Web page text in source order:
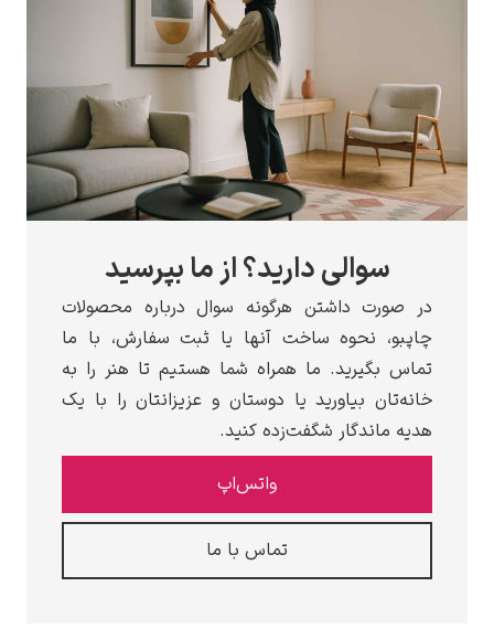
دارید؟ از ما بپرسید
داشتن هرگونه سوال درباره محصولات
نحوه ساخت آنها یا ثبت سفارش، با ما
ما همراه شما هستیم تا هنر را به
بیاورید یا دوستان و عزیزانتان را با یک
شگفت‌زده کنید.